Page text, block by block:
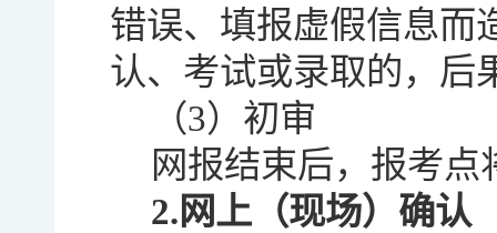
错误、填报虚假信息而
认、考试或录取的，后
（3）初审
网报结束后，报考
2.网上（现场）确认